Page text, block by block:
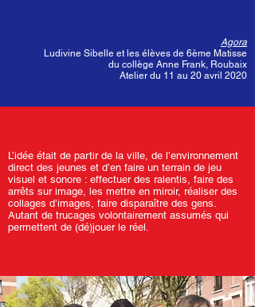
Agora
Ludivine Sibelle et les élèves de 6ème Matisse
du collège Anne Frank, Roubaix
Atelier du 11 au 20 avril 2020
L’idée était de partir de la ville, de l’environnement
direct des jeunes et d’en faire un terrain de jeu
visuel et sonore : effectuer des ralentis, faire des
arrêts sur image, les mettre en miroir, réaliser des
collages d’images, faire disparaître des gens.
Autant de trucages volontairement assumés qui
permettent de (dé)jouer le réel.